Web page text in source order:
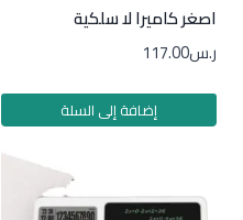
اصغر كاميرا لا سلكية
ر.س117.00
إضافة إلى السلة